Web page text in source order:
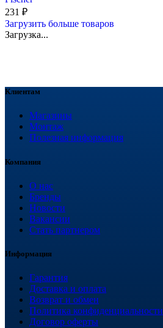
231 ₽
Загрузить больше товаров
Загрузка...
Клиентам
Магазины
Монтаж
Полезная информация
Компания
О нас
Бренды
Новости
Вакансии
Стать партнером
Информация
Гарантия
Доставка и оплата
Возврат и обмен
Политика конфиденциальности
Договор оферты